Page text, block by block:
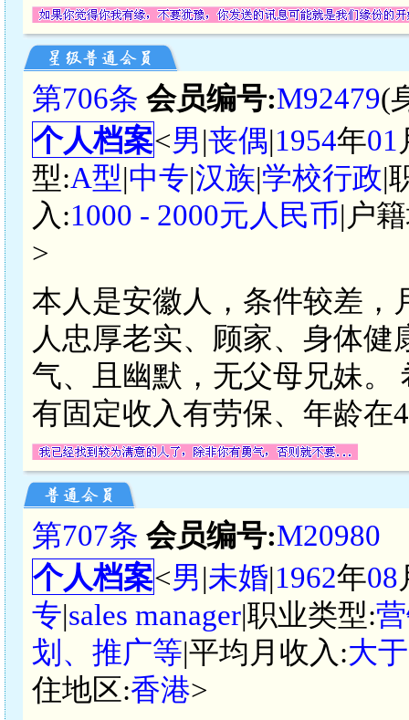
第706条 会员编号:M92479(
个人档案<男|丧偶|1954年01
型:A型|中专|汉族|学校行政|
入:1000 - 2000元人民币|户
>
本人是安徽人，条件较差，
人忠厚老实、顾家、身体
气、且幽默，无父母兄妹。
有固定收入有劳保、年龄在
第707条 会员编号:M20980
个人档案<男|未婚|1962年08
专|sales manager|职业类型:
划、推广等|平均月收入:大
住地区:香港>